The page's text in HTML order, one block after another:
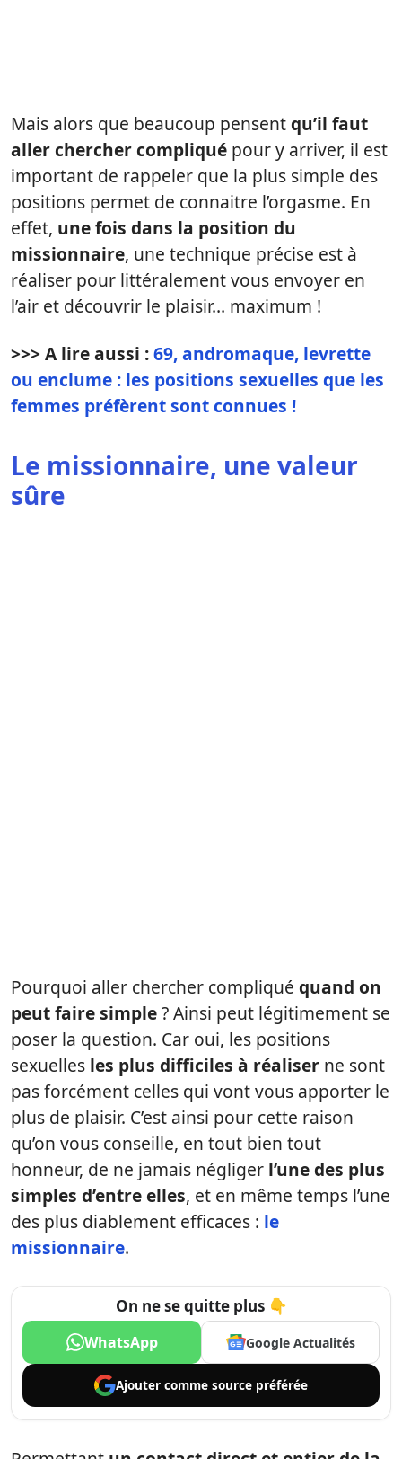
Mais alors que beaucoup pensentqu’il faut
aller chercher compliqué pour y arriver, il est
important de rappeler que la plus simple des
positions permet de connaitre l’orgasme. En
effet, une fois dans la position du
missionnaire, une technique précise est à
réaliser pour littéralement vous envoyer en
l’air et découvrir le plaisir… maximum !
>>> A lire aussi :69, andromaque, levrette
ou enclume : les positions sexuelles que les
femmes préfèrent sont connues !
Le missionnaire, une valeur
sûre
Pourquoi aller chercher compliqué quand on
peut faire simple? Ainsi peut légitimement se
poser la question. Car oui, les positions
sexuelles les plus difficiles à réaliser ne sont
pas forcément celles qui vont vous apporter le
plus de plaisir. C’est ainsi pour cette raison
qu’on vous conseille, en tout bien tout
honneur, de ne jamais négliger l’une des plus
simples d’entre elles, et en même temps l’une
des plus diablement efficaces : le
missionnaire.
On ne se quitte plus 👇
WhatsApp Google Actualités
Ajouter comme source préférée